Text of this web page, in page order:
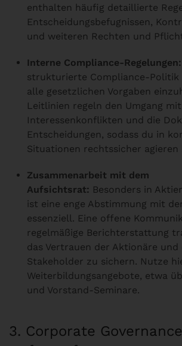
enthalten häufig detaillierte
Entscheidungsbefugnissen,
und weiteren Rechten und
Interne Compliance-Regelungen:
strukturierte Compliance-Politik
alle gesetzlichen Vorgaben
Leitlinien regeln den Umgang mit
Interessenkonflikten und die
Entscheidungen, sodass du in
Situationen rechtssicher agieren
Zusammenarbeit mit dem
Aufsichtsrat: Besonders in
ist eine enge Abstimmung mit
essenziell. Eine offene
regelmäßige Berichterstattung
das Vertrauen der Aktionäre
Stakeholder zu sichern. Nutze
Weiterbildungsangebote, etwa
und Vorstand-Seminare.
3. Corporate